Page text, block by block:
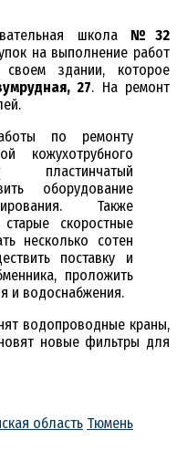
школа №32
на выполнение работ
здании, которое
27. На ремонт
по ремонту
кожухотрубного
пластинчатый
оборудование
Также
скоростные
несколько сотен
поставку и
проложить
и водоснабжения.
водопроводные краны,
новые фильтры для
область Тюмень